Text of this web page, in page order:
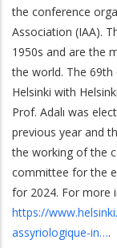
the conference
Association (IAA).
1950s and are the
the world. The 69th
Helsinki with
Prof. Adalı was
previous year and
the working of the
committee for the
for 2024. For more
https://
assyriologique-in….